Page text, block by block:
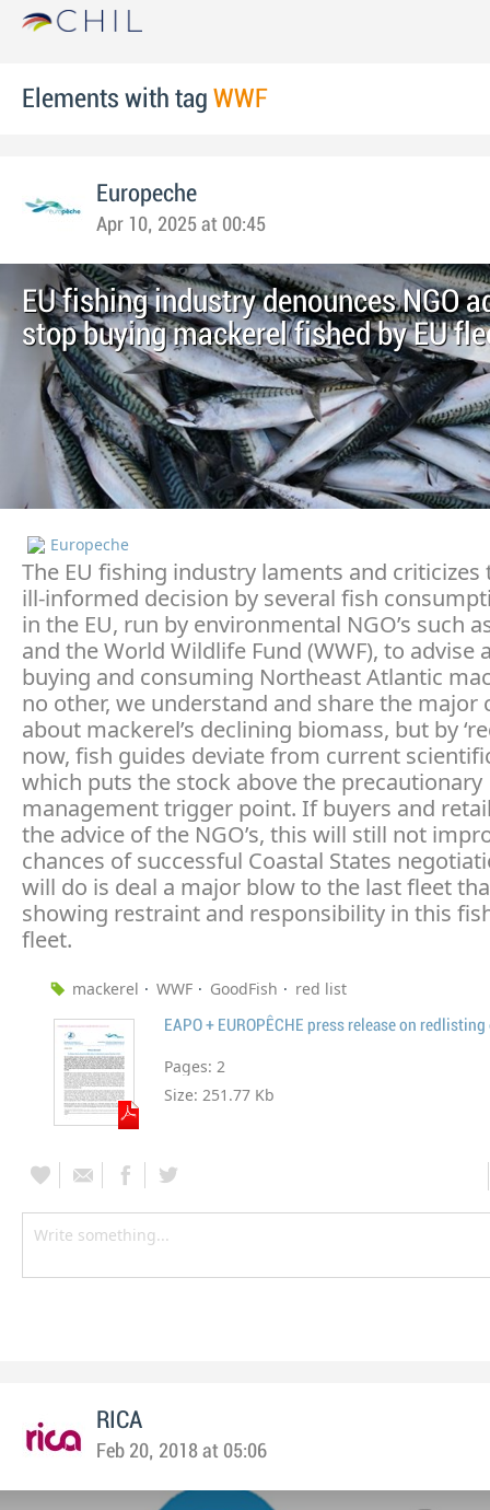
Elements with tag WWF
Europeche
Apr 10, 2025 at 00:45
EU fishing industry denounces NGO
stop buying mackerel fished by EU
Europeche
The EU fishing industry laments and criticizes
ill-informed decision by several fish
in the EU, run by environmental NGO’s such
and the World Wildlife Fund (WWF), to advise
buying and consuming Northeast Atlantic
no other, we understand and share the major
about mackerel’s declining biomass, but by
now, fish guides deviate from current
which puts the stock above the precautionary
management trigger point. If buyers and
the advice of the NGO’s, this will still not
chances of successful Coastal States
will do is deal a major blow to the last fleet
showing restraint and responsibility in this
fleet.
mackerel WWF GoodFish red list
Pages: 2
Size: 251.77 Kb
RICA
Feb 20, 2018 at 05:06